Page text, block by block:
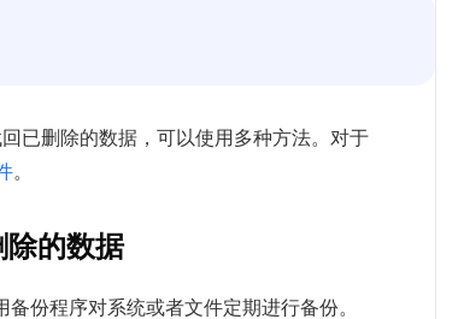
已删除的数据，可以使用多种方法。对于
。
的数据
份程序对系统或者文件定期进行备份。